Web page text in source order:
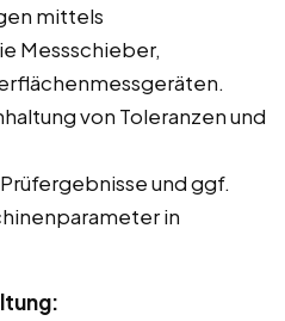
mittels
Messschieber,
von Toleranzen und
und ggf.
in